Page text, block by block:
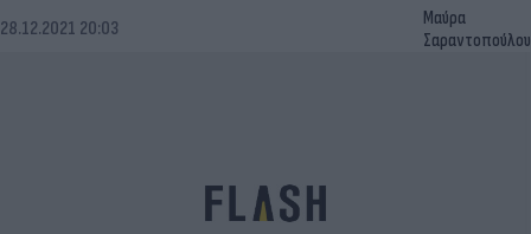
28.12.2021 20:03
Μαύρα
Σαραντοπούλου